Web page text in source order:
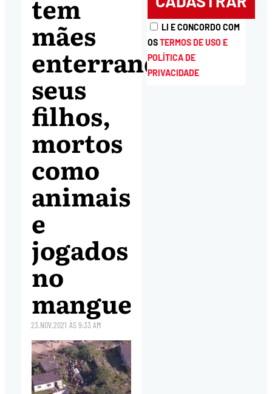
tem
mães
enterrando
seus
filhos,
mortos
como
animais
e
jogados
no
mangue
23.NOV.2021 ÀS9:33 AM
LI E CONCORDO COM
OSTERMOS DE USO E
POLÍTICA DE
PRIVACIDADE